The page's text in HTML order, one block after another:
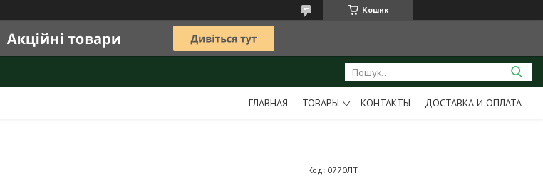
Кошик
ГЛАВНАЯ ТОВАРЫ КОНТАКТЫ ДОСТАВКА И ОПЛАТА
Код: 0770ЛТ